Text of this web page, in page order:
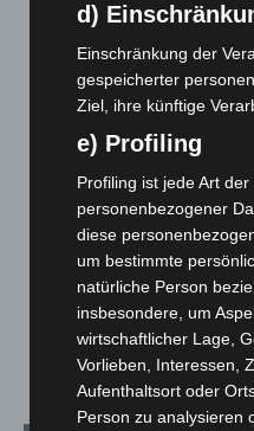
Brand im „Haus der
Region Hannover: 21 neue
Roten Kreuz
Mann läuft mit
Zeugen
5. August 2026
Celle: Mensch stirbt bei
5. August 2026
d)
Einschränkung der
gespeicherter
Ziel, ihre künftige
e) Profiling
Profiling ist jede Art
personenbezogener
diese
um bestimmte
natürliche Person
insbesondere, um
wirtschaftlicher Lage,
Vorlieben, Interessen,
Aufenthaltsort oder
Person zu analysieren